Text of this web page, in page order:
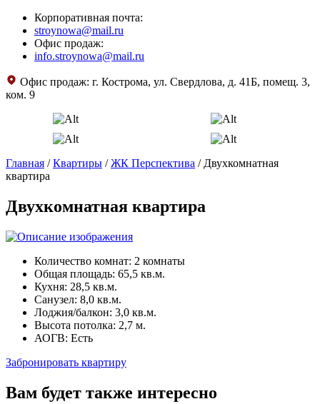
Корпоративная почта:
stroynowa@mail.ru
Офис продаж:
info.stroynowa@mail.ru
Офис продаж: г. Кострома, ул. Свердлова, д. 41Б, помещ. 3,
ком. 9
Главная /Квартиры /ЖК Перспектива / Двухкомнатная
квартира
Двухкомнатная квартира
Количество комнат: 2 комнаты
Общая площадь: 65,5 кв.м.
Кухня: 28,5 кв.м.
Санузел: 8,0 кв.м.
Лоджия/балкон: 3,0 кв.м.
Высота потолка: 2,7 м.
АОГВ: Есть
Забронировать квартиру
Вам будет также интересно